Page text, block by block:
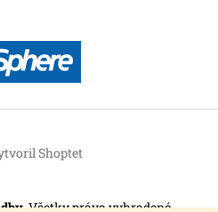
Shoptet
. Všetky práva vyhradené.